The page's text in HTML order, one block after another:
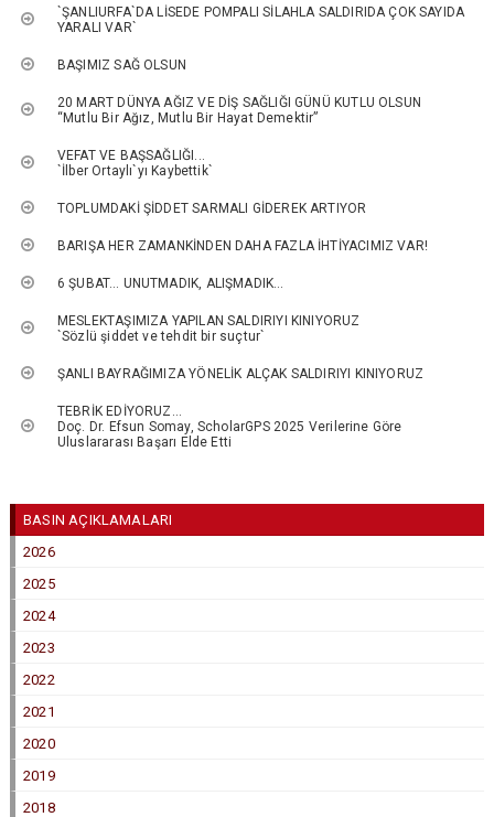
`ŞANLIURFA`DA LİSEDE POMPALI SİLAHLA SALDIRIDA ÇOK SAYIDA
YARALI VAR`
BAŞIMIZ SAĞ OLSUN
20 MART DÜNYA AĞIZ VE DİŞ SAĞLIĞI GÜNÜ KUTLU OLSUN
“Mutlu Bir Ağız, Mutlu Bir Hayat Demektir”
VEFAT VE BAŞSAĞLIĞI...
`İlber Ortaylı`yı Kaybettik`
TOPLUMDAKİ ŞİDDET SARMALI GİDEREK ARTIYOR
BARIŞA HER ZAMANKİNDEN DAHA FAZLA İHTİYACIMIZ VAR!
6 ŞUBAT… UNUTMADIK, ALIŞMADIK…
MESLEKTAŞIMIZA YAPILAN SALDIRIYI KINIYORUZ
`Sözlü şiddet ve tehdit bir suçtur`
ŞANLI BAYRAĞIMIZA YÖNELİK ALÇAK SALDIRIYI KINIYORUZ
TEBRİK EDİYORUZ…
Doç. Dr. Efsun Somay, ScholarGPS 2025 Verilerine Göre
Uluslararası Başarı Elde Etti
BASIN AÇIKLAMALARI
2026
2025
2024
2023
2022
2021
2020
2019
2018